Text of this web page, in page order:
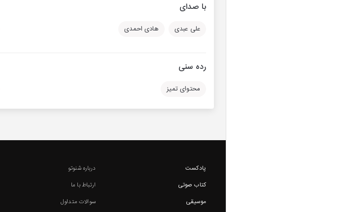
با صدای
علی عبدی هادی احمدی
رده سنی
محتوای تمیز
پادکست
کتاب صوتی
موسیقی
درباره شنوتو
ارتباط با ما
سوالات متداول